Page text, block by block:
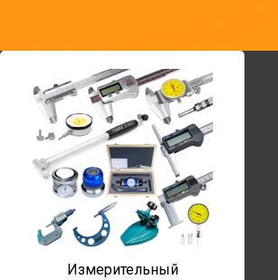
Измерительный